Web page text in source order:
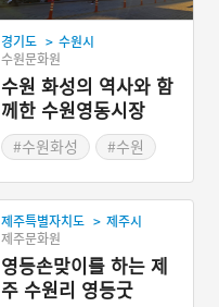
경기도 > 수원시
수원문화원
수원 화성의 역사와 함
께한 수원영동시장
#수원화성
#수원
#경기도 전통시장
#수원 영동시장
#수원가볼만한곳
제주특별자치도 > 제주시
제주문화원
영등손맞이를 하는 제
주 수원리 영등굿